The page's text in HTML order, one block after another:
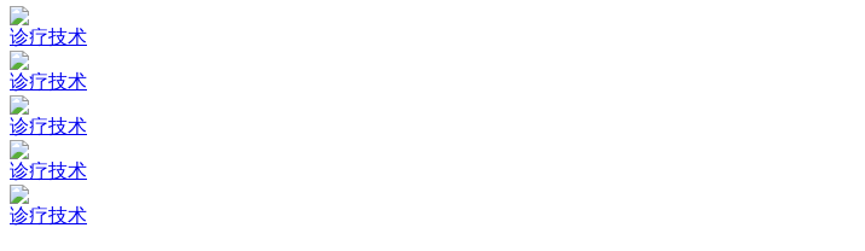
诊疗技术
诊疗技术
诊疗技术
诊疗技术
诊疗技术